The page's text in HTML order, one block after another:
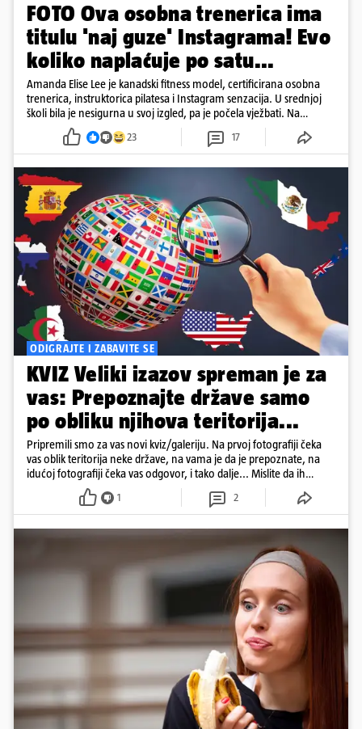
FOTO Ova osobna trenerica ima
titulu 'naj guze' Instagrama! Evo
koliko naplaćuje po satu...
Amanda Elise Lee je kanadski fitness model, certificirana osobna
trenerica, instruktorica pilatesa i Instagram senzacija. U srednjoj
školi bila je nesigurna u svoj izgled, pa je počela vježbati. Na
Instagramu je prati više od deset milijuna ljudi, a posebno je
poznata po vježbama za oblikovanje stražnjice. Njezinu 'pozadinu'
razni su mediji znali proglašavati i najboljom na Instagramu...
23 17
ODIGRAJTE I ZABAVITE SE
KVIZ Veliki izazov spreman je za
vas: Prepoznajte države samo
po obliku njihova teritorija...
Pripremili smo za vas novi kviz/galeriju. Na prvoj fotografiji čeka
vas oblik teritorija neke države, na vama je da je prepoznate, na
idućoj fotografiji čeka vas odgovor, i tako dalje... Mislite da ih
možete sve ispravno prepoznati? Neće vam biti lako... Odigrajte
kviz, malo se zabavite i barem na nekoliko trenutaka 'pobjegnite'
od toplinskog vala...
1 2